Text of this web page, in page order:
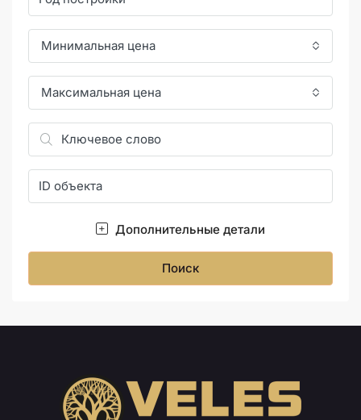
Минимальная цена
Максимальная цена
Дополнительные детали
Поиск